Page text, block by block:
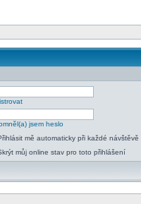
jsem heslo
mě automaticky při každé návštěvě
můj online stav pro toto přihlášení